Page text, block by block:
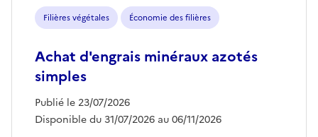
Filières végétales Économie des filières
Achat d'engrais minéraux azotés
simples
Publié le 23/07/2026
Disponible du 31/07/2026 au 06/11/2026